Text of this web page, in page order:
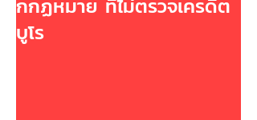
กกฏหมาย ที่ไม่ตรวจเครดิต
บูโร